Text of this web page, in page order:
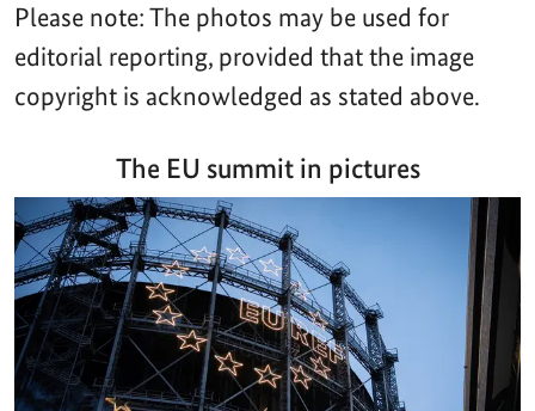
Please note: The photos may be used for
editorial reporting, provided that the image
copyright is acknowledged as stated above.
The EU summit in pictures